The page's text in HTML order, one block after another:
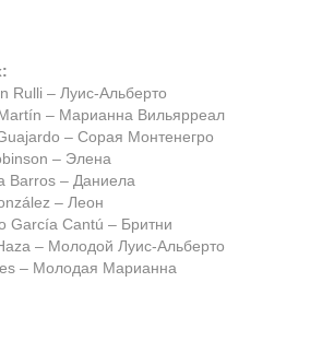
Rulli – Луис-Альберто
– Марианна Вильярреал
– Сорая Монтенегро
– Элена
Barros – Даниела
– Леон
García Cantú – Бритни
– Молодой Луис-Альберто
– Молодая Марианна